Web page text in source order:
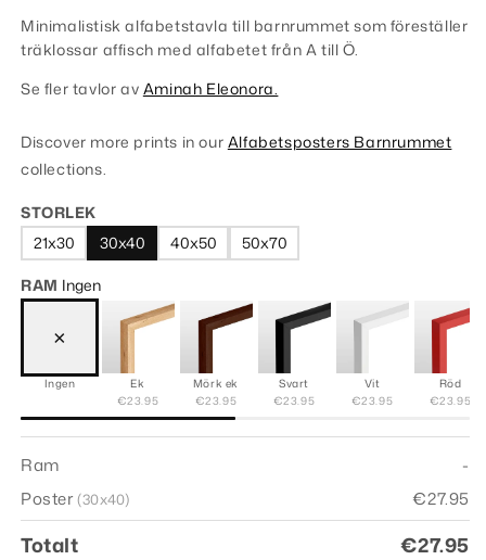
Minimalistisk alfabetstavla till barnrummet som föreställer
träklossar affisch med alfabetet från A till Ö.
Se fler tavlor av Aminah Eleonora.
Discover more prints in our Alfabetsposters Barnrummet
collections.
STORLEK
21x30
30x40 40x50 50x70
RAM Ingen
×
Ingen
Ek
€23.95
Mörk ek
€23.95
Svart
€23.95
Vit
€23.95
Röd
€23.95
Ram
-
Poster(30x40) €27.95
Totalt €27.95